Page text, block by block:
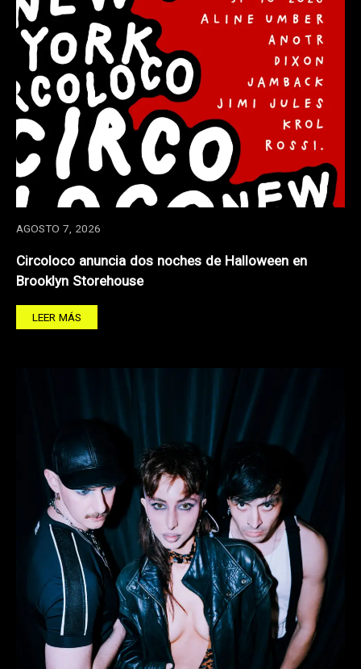
AGOSTO 7, 2026
Circoloco anuncia dos noches de Halloween en
Brooklyn Storehouse
LEER MÁS